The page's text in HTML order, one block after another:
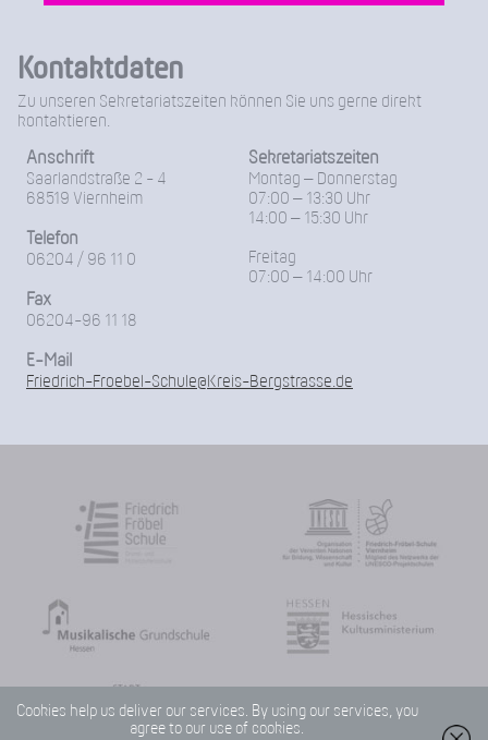
Kontaktdaten
Zu unseren Sekretariatszeiten können Sie uns gerne direkt
kontaktieren.
Anschrift
Saarlandstraße 2 - 4
68519 Viernheim
Telefon
06204 / 96 11 0
Fax
06204-96 11 18
Sekretariatszeiten
Montag – Donnerstag
07:00 – 13:30 Uhr
14:00 – 15:30 Uhr
Freitag
07:00 – 14:00 Uhr
E-Mail
Friedrich-Froebel-Schule@Kreis-Bergstrasse.de
Cookies help us deliver our services. By using our services, you
agree to our use of cookies.